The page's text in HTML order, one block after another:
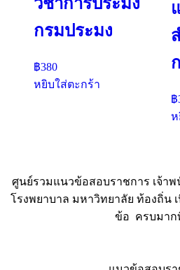
กรมประมง
฿380
หยิบใส่ตะกร้า
฿
ห
ศูนย์รวมแนวข้อสอบราชการ เจ้าพ
โรงพยาบาล มหาวิทยาลัย ท้องถิ่น
ข้อ ครบมาก